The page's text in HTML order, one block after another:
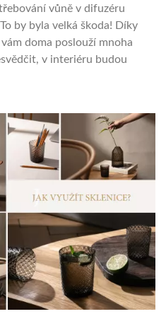
vůně v difuzéru
by byla velká škoda! Díky
doma poslouží mnoha
v interiéru budou